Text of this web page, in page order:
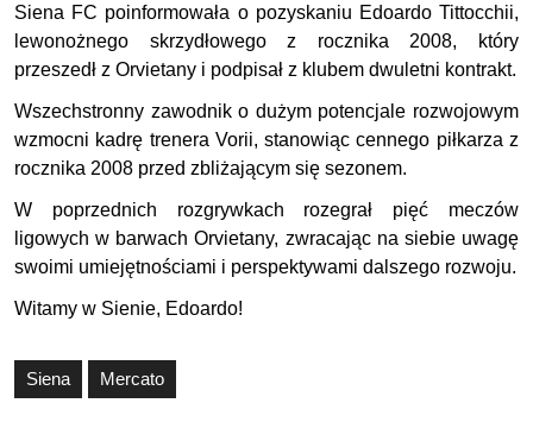
Siena FC poinformowała o pozyskaniu Edoardo Tittocchii,
lewonożnego skrzydłowego z rocznika 2008, który
przeszedł z Orvietany i podpisał z klubem dwuletni kontrakt.
Wszechstronny zawodnik o dużym potencjale rozwojowym
wzmocni kadrę trenera Vorii, stanowiąc cennego piłkarza z
rocznika 2008 przed zbliżającym się sezonem.
W poprzednich rozgrywkach rozegrał pięć meczów
ligowych w barwach Orvietany, zwracając na siebie uwagę
swoimi umiejętnościami i perspektywami dalszego rozwoju.
Witamy w Sienie, Edoardo!
Siena Mercato